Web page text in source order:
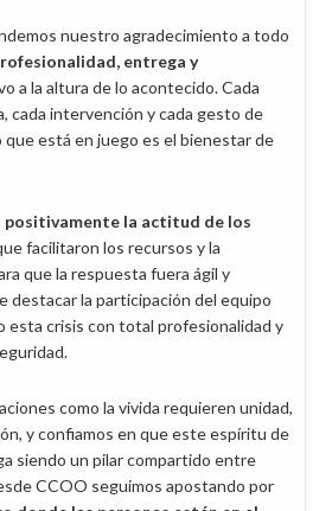
nuestro agradecimiento a todo
entrega y
a la altura de lo acontecido. Cada
cada intervención y cada gesto de
que está en juego es el bienestar de
positivamente la actitud de los
facilitaron los recursos y la
que la respuesta fuera ágil y
destacar la participación del equipo
esta crisis con total profesionalidad y
como la vivida requieren unidad,
y confiamos en que este espíritu de
siendo un pilar compartido entre
CCOO seguimos apostando por